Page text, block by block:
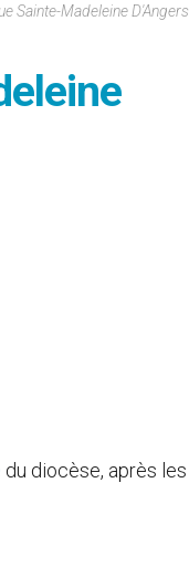
Sainte-Madeleine D'Angers
du diocèse, après les